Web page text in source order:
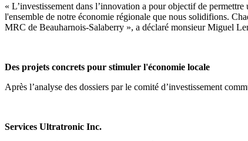
« L’investissement dans l’innovation a pour objectif de
l'ensemble de notre économie régionale que nous solidifions.
MRC de Beauharnois-Salaberry », a déclaré monsieur Miguel
Des projets concrets pour stimuler l'économie locale
Après l’analyse des dossiers par le comité d’investissement
Services Ultratronic Inc.